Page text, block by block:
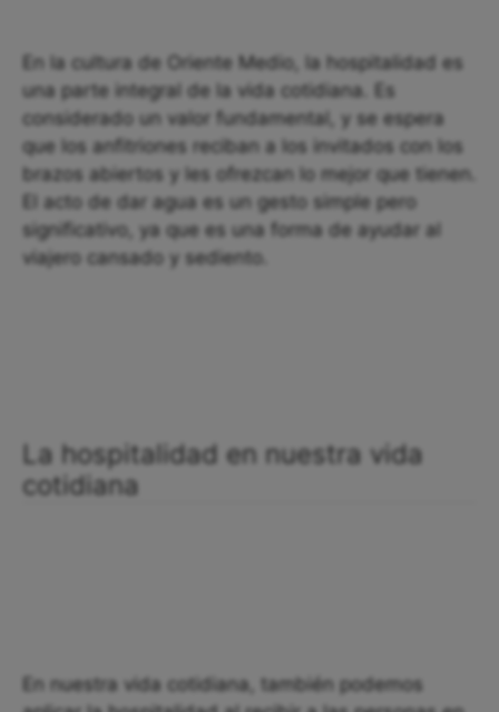
En la cultura de Oriente Medio, la hospitalidad es
una parte integral de la vida cotidiana. Es
considerado un valor fundamental, y se espera
que los anfitriones reciban a los invitados con los
brazos abiertos y les ofrezcan lo mejor que tienen.
El acto de dar agua es un gesto simple pero
significativo, ya que es una forma de ayudar al
viajero cansado y sediento.
La hospitalidad en nuestra vida
cotidiana
En nuestra vida cotidiana, también podemos